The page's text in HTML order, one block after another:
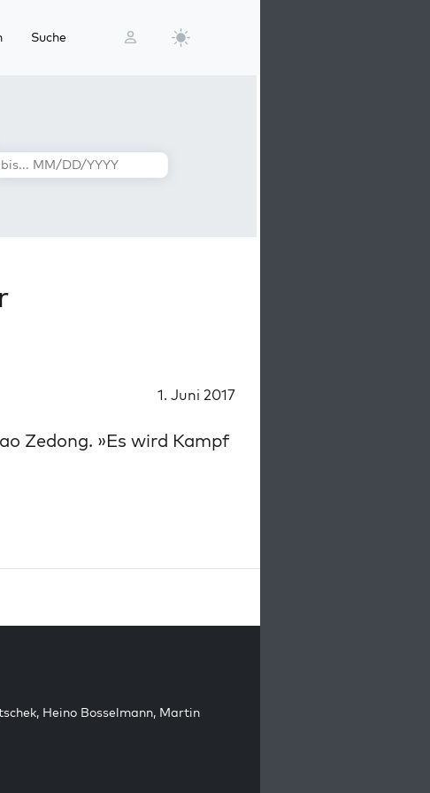
Suche
1. Juni 2017
Zedong. »Es wird Kampf
, Heino Bosselmann, Martin